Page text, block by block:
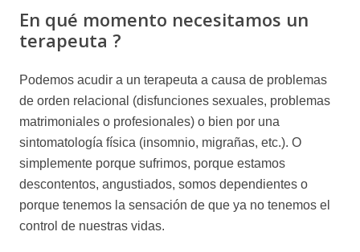
En qué momento necesitamos un
terapeuta ?
Podemos acudir a un terapeuta a causa de problemas
de orden relacional (disfunciones sexuales, problemas
matrimoniales o profesionales) o bien por una
sintomatología física (insomnio, migrañas, etc.). O
simplemente porque sufrimos, porque estamos
descontentos, angustiados, somos dependientes o
porque tenemos la sensación de que ya no tenemos el
control de nuestras vidas.